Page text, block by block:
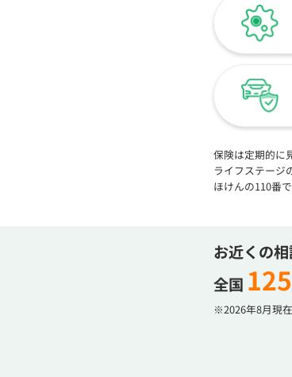
保険は定期的に
ライフステージ
ほけんの110番
お近くの
全国 125
※2026年8月現在